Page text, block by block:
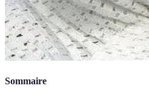
Sommaire